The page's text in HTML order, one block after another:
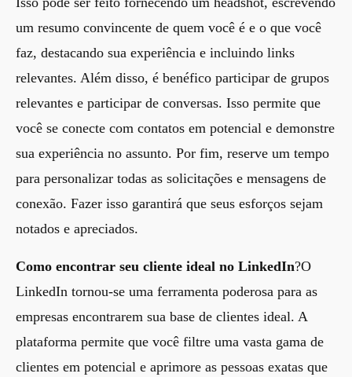
um resumo convincente de quem você é e o que você
faz, destacando sua experiência e incluindo links
relevantes. Além disso, é benéfico participar de grupos
relevantes e participar de conversas. Isso permite que
você se conecte com contatos em potencial e demonstre
sua experiência no assunto. Por fim, reserve um tempo
para personalizar todas as solicitações e mensagens de
conexão. Fazer isso garantirá que seus esforços sejam
notados e apreciados.
Como encontrar seu cliente ideal no LinkedIn?O
LinkedIn tornou-se uma ferramenta poderosa para as
empresas encontrarem sua base de clientes ideal. A
plataforma permite que você filtre uma vasta gama de
clientes em potencial e aprimore as pessoas exatas que